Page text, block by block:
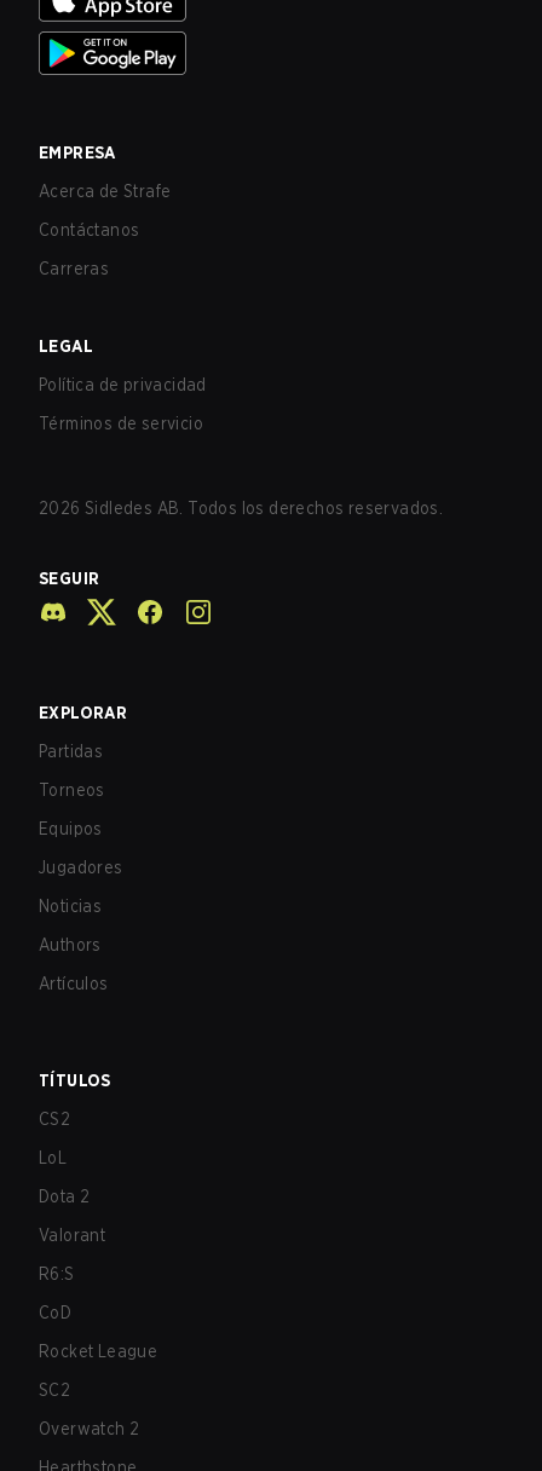
EMPRESA
Acerca de Strafe
Contáctanos
Carreras
LEGAL
Política de privacidad
Términos de servicio
2026 Sidledes AB. Todos los derechos reservados.
SEGUIR
EXPLORAR
Partidas
Torneos
Equipos
Jugadores
Noticias
Authors
Artículos
TÍTULOS
CS2
LoL
Dota 2
Valorant
R6:S
CoD
Rocket League
SC2
Overwatch 2